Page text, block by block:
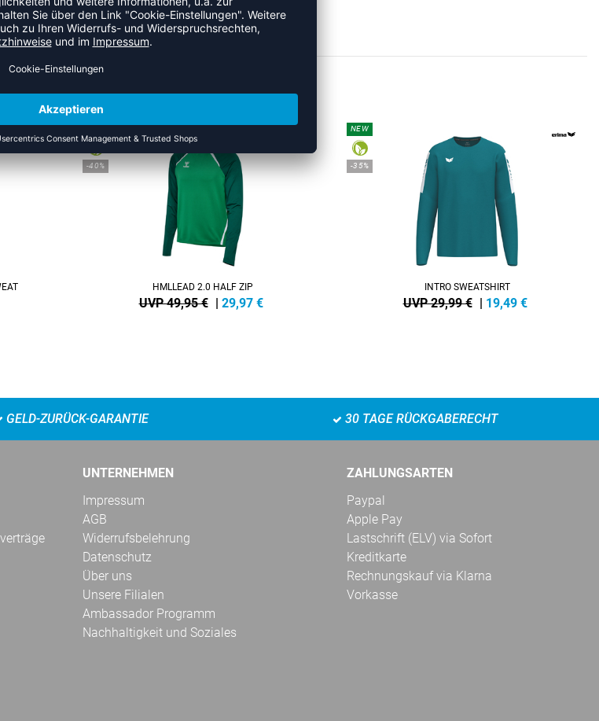
ANGESEHEN
KATEGORIE SWEATSHIRTS
-40%
HMLLEAD 2.0 HALF ZIP
UVP 49,95 € | 29,97 €
NEW
-35%
INTRO SWEATSHIRT
UVP 29,99 € | 19,49 €
GELD-ZURÜCK-GARANTIE 30 TAGE RÜCKGABERECHT
UNTERNEHMEN
Impressum
AGB
Widerrufsbelehrung
Datenschutz
Über uns
Unsere Filialen
Ambassador Programm
Nachhaltigkeit und Soziales
ZAHLUNGSARTEN
Paypal
Apple Pay
Lastschrift (ELV) via Sofort
Kreditkarte
Rechnungskauf via Klarna
Vorkasse